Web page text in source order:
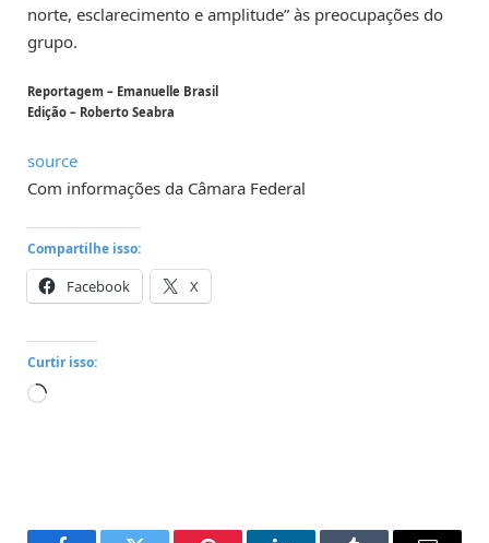
norte, esclarecimento e amplitude” às preocupações do
grupo.
Reportagem – Emanuelle Brasil
Edição – Roberto Seabra
source
Com informações da Câmara Federal
Compartilhe isso:
Facebook X
Curtir isso:
Carregando...